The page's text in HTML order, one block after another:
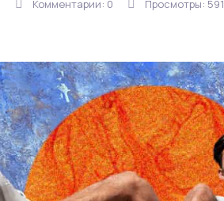
Комментарии: 0 Просмотры: 591